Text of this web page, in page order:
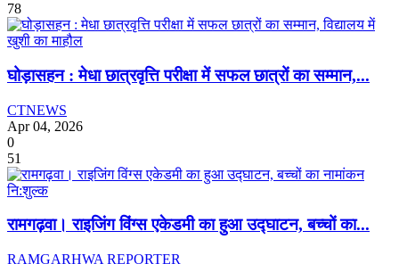
78
घोड़ासहन : मेधा छात्रवृत्ति परीक्षा में सफल छात्रों का सम्मान,...
CTNEWS
Apr 04, 2026
0
51
रामगढ़वा। राइजिंग विंग्स एकेडमी का हुआ उद्घाटन, बच्चों का...
RAMGARHWA REPORTER